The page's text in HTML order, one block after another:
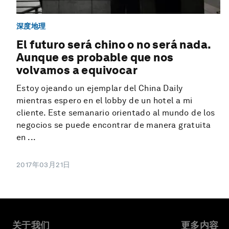
深度地理
El futuro será chino o no será nada.
Aunque es probable que nos
volvamos a equivocar
Estoy ojeando un ejemplar del China Daily
mientras espero en el lobby de un hotel a mi
cliente. Este semanario orientado al mundo de los
negocios se puede encontrar de manera gratuita
en ...
2017年03月21日
关于我们 更多内容